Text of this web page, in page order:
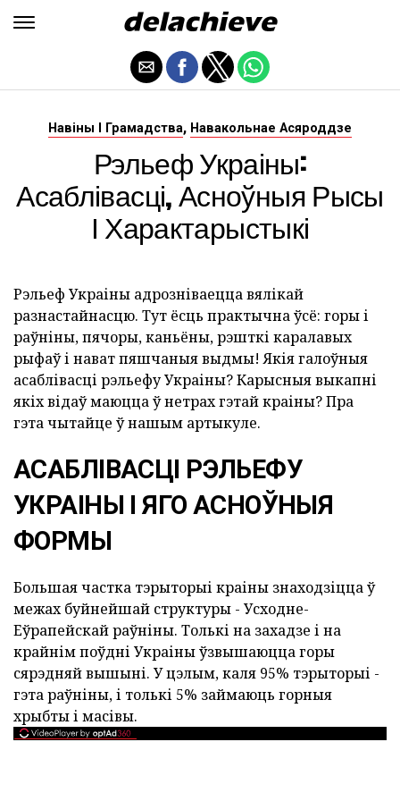
Навіны І Грамадства, Навакольнае Асяроддзе
Рэльеф Украіны:
Асаблівасці, Асноўныя Рысы
І Характарыстыкі
Рэльеф Украіны адрозніваецца вялікай
разнастайнасцю. Тут ёсць практычна ўсё: горы і
раўніны, пячоры, каньёны, рэшткі каралавых
рыфаў і нават пяшчаныя выдмы! Якія галоўныя
асаблівасці рэльефу Украіны? Карысныя выкапні
якіх відаў маюцца ў нетрах гэтай краіны? Пра
гэта чытайце ў нашым артыкуле.
АСАБЛІВАСЦІ РЭЛЬЕФУ
УКРАІНЫ І ЯГО АСНОЎНЫЯ
ФОРМЫ
Большая частка тэрыторыі краіны знаходзіцца ў
межах буйнейшай структуры - Усходне-
Еўрапейскай раўніны. Толькі на захадзе і на
крайнім поўдні Украіны ўзвышаюцца горы
сярэдняй вышыні. У цэлым, каля 95% тэрыторыі -
гэта раўніны, і толькі 5% займаюць горныя
хрыбты і масівы.